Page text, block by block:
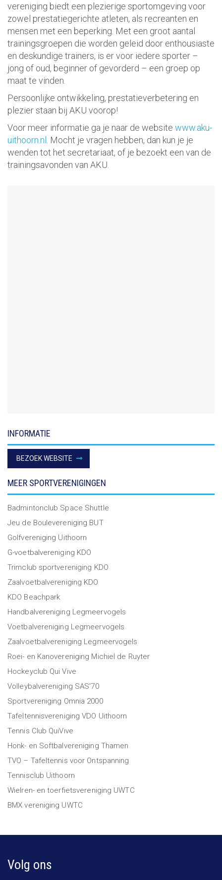
vereniging biedt een plezierige sportomgeving voor
zowel prestatiegerichte atleten, als recreanten en
mensen met een beperking. Met een groot aantal
trainingsgroepen die worden geleid door enthousiaste
en deskundige trainers, is er voor iedere sporter –
jong of oud, beginner of gevorderd – een groep op
maat te vinden.
Persoonlijke ontwikkeling, prestatieverbetering en
plezier staan bij AKU voorop!
Voor meer informatie ga je naar de website www.aku-
uithoorn.nl
. Mocht je vragen hebben, dan kun je je
wenden tot het secretariaat, of je bezoekt een van de
trainingsavonden van AKU.
INFORMATIE
BEZOEK WEBSITE
MEER SPORTVERENIGINGEN
Badmintonclub Space Shuttle
Jeu de Boulevereniging BUT
Golfvereniging Uithoorn
G-voetbalvereniging KDO
Trimclub sportvereniging KDO
Zaalvoetbalvereniging KDO
KDO Beachpark
Handbalvereniging Legmeervogels
Voetbalvereniging Legmeervogels
Zaalvoetbalvereniging Legmeervogels
Roei- en Kanovereniging Michiel de Ruyter
Hockeyclub Qui Vive
Volleybalvereniging SAS'70
Sportvereniging Omnia 2000
Tafeltennisvereniging VDO Uithoorn
Tennis Club QuiVive
Honk- en Softbalvereniging Thamen
TVO – Tafeltennis voor Ontspanning
Tennisclub Uithoorn
Wielren- en toerfietsvereniging UWTC
BMX vereniging UWTC
Volg ons